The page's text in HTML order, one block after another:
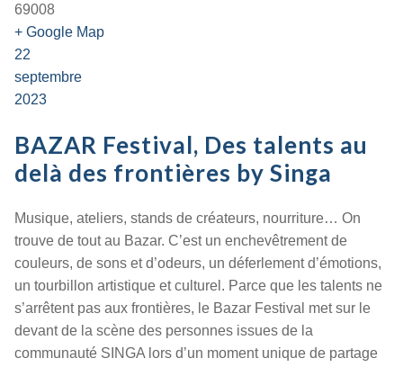
69008
+ Google Map
22
septembre
2023
BAZAR Festival, Des talents au
delà des frontières by Singa
Musique, ateliers, stands de créateurs, nourriture… On
trouve de tout au Bazar. C’est un enchevêtrement de
couleurs, de sons et d’odeurs, un déferlement d’émotions,
un tourbillon artistique et culturel. Parce que les talents ne
s’arrêtent pas aux frontières, le Bazar Festival met sur le
devant de la scène des personnes issues de la
communauté SINGA lors d’un moment unique de partage